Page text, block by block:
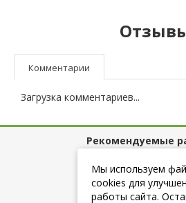
Комментарии
Загрузка комментариев...
Рекомендуемые
Полезные
Мы используем
cookies для
работы сайта.